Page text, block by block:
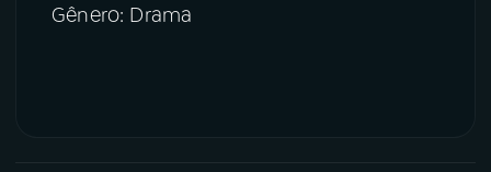
Gênero: Drama